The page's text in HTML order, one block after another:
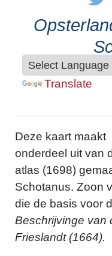
Translate
Deze kaart maakt
onderdeel uit van
atlas (1698)
Schotanus. Zoon
die de basis voor
Beschrijvinge van
Frieslandt (1664).